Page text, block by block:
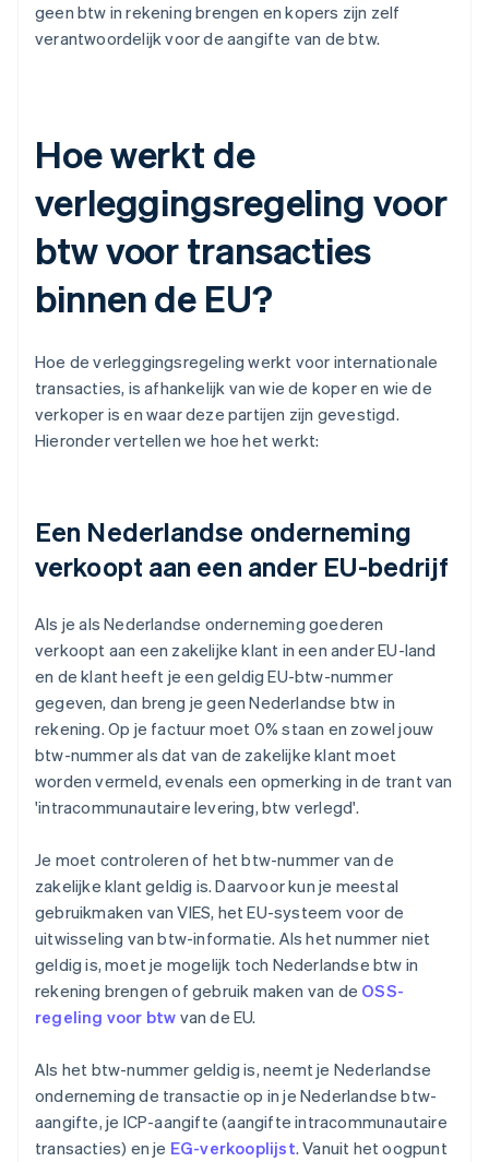
geen btw in rekening brengen en kopers zijn zelf
verantwoordelijk voor de aangifte van de btw.
Hoe werkt de
verleggingsregeling voor
btw voor transacties
binnen de EU?
Hoe de verleggingsregeling werkt voor internationale
transacties, is afhankelijk van wie de koper en wie de
verkoper is en waar deze partijen zijn gevestigd.
Hieronder vertellen we hoe het werkt:
Een Nederlandse onderneming
verkoopt aan een ander EU-bedrijf
Als je als Nederlandse onderneming goederen
verkoopt aan een zakelijke klant in een ander EU-land
en de klant heeft je een geldig EU-btw-nummer
gegeven, dan breng je geen Nederlandse btw in
rekening. Op je factuur moet 0% staan en zowel jouw
btw-nummer als dat van de zakelijke klant moet
worden vermeld, evenals een opmerking in de trant van
'intracommunautaire levering, btw verlegd'.
Je moet controleren of het btw-nummer van de
zakelijke klant geldig is. Daarvoor kun je meestal
gebruikmaken van VIES, het EU-systeem voor de
uitwisseling van btw-informatie. Als het nummer niet
geldig is, moet je mogelijk toch Nederlandse btw in
rekening brengen of gebruik maken van de OSS-
regeling voor btw van de EU.
Als het btw-nummer geldig is, neemt je Nederlandse
onderneming de transactie op in je Nederlandse btw-
aangifte, je ICP-aangifte (aangifte intracommunautaire
transacties) en je EG-verkooplijst. Vanuit het oogpunt